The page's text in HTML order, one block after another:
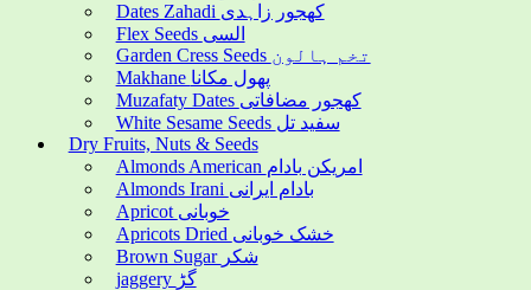
Dates Zahadi کھجور زاہدی
Flex Seeds السی
Garden Cress Seeds تخم ہالون
Makhane پھول مکانا
Muzafaty Dates کھجور مضافاتی
White Sesame Seeds سفید تل
Dry Fruits, Nuts & Seeds
Almonds American امریکن بادام
Almonds Irani بادام ایرانی
Apricot خوبانی
Apricots Dried خشک خوبانی
Brown Sugar شکر
jaggery گڑ